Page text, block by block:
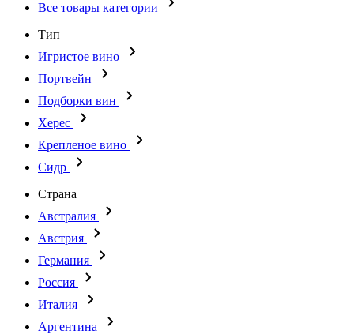
Все товары категории
Тип
Игристое вино
Портвейн
Подборки вин
Херес
Крепленое вино
Сидр
Страна
Австралия
Австрия
Германия
Россия
Италия
Аргентина